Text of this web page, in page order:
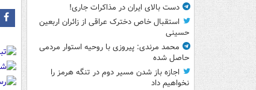
دست بالای ایران در مذاکرات جاری!
استقبال خاص دخترک عراقی از زائران اربعین
حسینی
محمد مرندی: پیروزی با روحیه استوار مردمی
حاصل شده
اجازه باز شدن مسیر دوم در تنگه هرمز را
نخواهیم داد